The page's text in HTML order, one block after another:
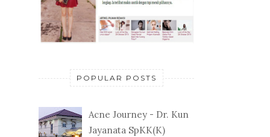
POPULAR POSTS
Acne Journey - Dr. Kun
Jayanata SpKK(K)